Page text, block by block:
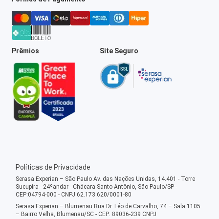
Prêmios Site Seguro
Políticas de Privacidade
Serasa Experian – São Paulo Av. das Nações Unidas, 14.401 - Torre
Sucupira - 24ºandar - Chácara Santo Antônio, São Paulo/SP -
CEP:04794-000 - CNPJ 62.173.620/0001-80
Serasa Experian – Blumenau Rua Dr. Léo de Carvalho, 74 – Sala 1105
– Bairro Velha, Blumenau/SC - CEP: 89036-239 CNPJ